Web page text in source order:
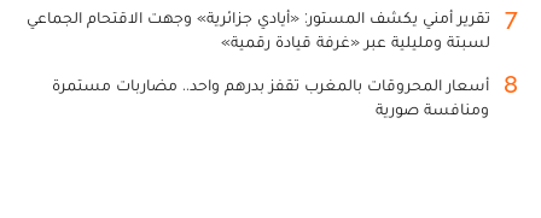
7
تقرير أمني يكشف المستور: «أيادي جزائرية» وجهت الاقتحام الجماعي
لسبتة ومليلية عبر «غرفة قيادة رقمية»
8
أسعار المحروقات بالمغرب تقفز بدرهم واحد.. مضاربات مستمرة
ومنافسة صورية